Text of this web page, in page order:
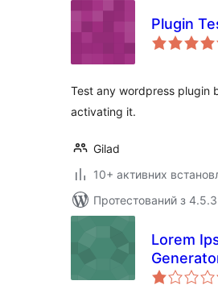
Plugin
Test any wordpress plugin
activating it.
Gilad
10+ активних
Протестований з
Lorem